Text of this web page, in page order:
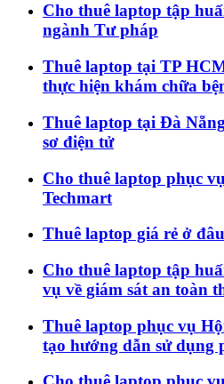
Cho thuê laptop tập
ngành Tư pháp
Thuê laptop tại TP
thực hiện khám chữa
Thuê laptop tại Đà
sơ điện tử
Cho thuê laptop phục
Techmart
Thuê laptop giá rẻ ở
Cho thuê laptop tập
vụ về giám sát an toàn
Thuê laptop phục vụ
tạo hướng dẫn sử dụng